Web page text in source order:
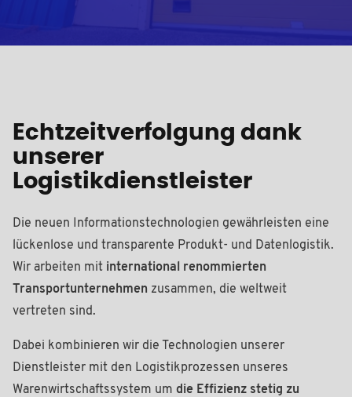
Echtzeitverfolgung dank
unserer
Logistikdienstleister
Die neuen Informationstechnologien gewährleisten eine
lückenlose und transparente Produkt- und Datenlogistik.
Wir arbeiten mit international renommierten
Transportunternehmen zusammen, die weltweit
vertreten sind.
Dabei kombinieren wir die Technologien unserer
Dienstleister mit den Logistikprozessen unseres
Warenwirtschaftssystem um die Effizienz stetig zu